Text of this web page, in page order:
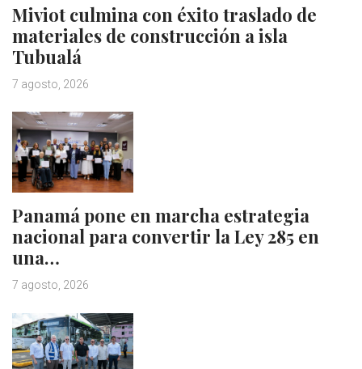
Miviot culmina con éxito traslado de
materiales de construcción a isla
Tubualá
7 agosto, 2026
Panamá pone en marcha estrategia
nacional para convertir la Ley 285 en
una…
7 agosto, 2026